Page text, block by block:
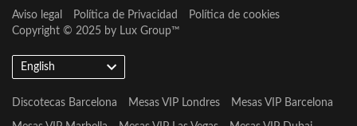
Aviso legal Política de Privacidad
Política de cookies
Copyright © 2025 by Lux Group™
English
Discotecas Barcelona Mesas VIP Londres Mesas VIP Barcelona